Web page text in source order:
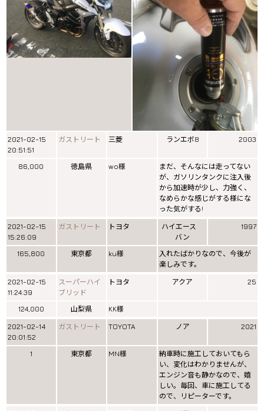
2021-02-15
20:51:51
ガストリート 三菱 ランエボ8 2003
86,000 徳島県 wo様
まだ、そんなには走ってない
が、ガソリンタンクに注入後
から加速時が少し、力強く、
なめらかな感じがする様にな
った気がする!
2021-02-15
15:26:09
ガストリート トヨタ
ハイエース
バン
1997
165,800 東京都 ku様
入れたばかりなので、今後が
楽しみです。
2021-02-15
11:24:39
スーパーハイ
ブリッド
トヨタ アクア 25
124,000 山梨県
KK様
2021-02-14
20:01:52
ガストリート TOYOTA ノア 2021
1 東京都 MN様
納車時に施工しておいてもら
い、変化はわかりませんが、
エンジン音も静かなので、嬉
しい。毎回、車に施工してる
ので、リピーターです。